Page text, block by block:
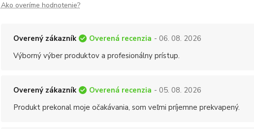
Ako overíme hodnotenie?
Overený zákazník Overená recenzia - 06. 08. 2026
Výborný výber produktov a profesionálny prístup.
Overený zákazník Overená recenzia - 05. 08. 2026
Produkt prekonal moje očakávania, som veľmi príjemne prekvapený.